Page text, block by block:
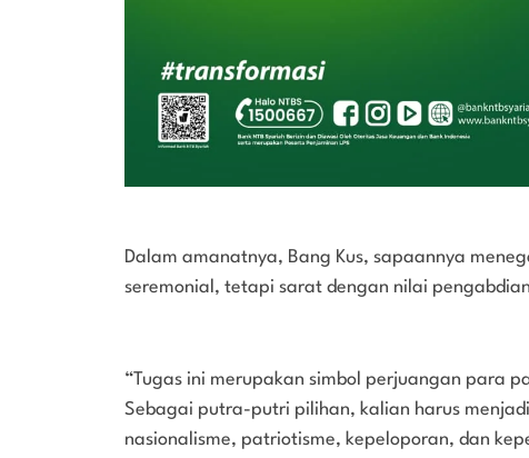
Dalam amanatnya, Bang Kus, sapaannya
seremonial, tetapi sarat dengan nilai
“Tugas ini merupakan simbol perjuangan para
Sebagai putra-putri pilihan, kalian harus
nasionalisme, patriotisme, kepeloporan, dan